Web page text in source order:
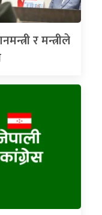
र मन्त्रीले